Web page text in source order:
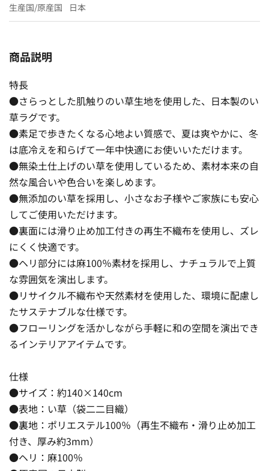
生産国/原産国 日本
商品説明
特長
●さらっとした肌触りのい草生地を使用した、日本製のい
草ラグです。
●素足で歩きたくなる心地よい質感で、夏は爽やかに、冬
は底冷えを和らげて一年中快適にお使いいただけます。
●無染土仕上げのい草を使用しているため、素材本来の自
然な風合いや色合いを楽しめます。
●無添加のい草を採用し、小さなお子様やご家族にも安心
してご使用いただけます。
●裏面には滑り止め加工付きの再生不織布を使用し、ズレ
にくく快適です。
●ヘリ部分には麻100％素材を採用し、ナチュラルで上質
な雰囲気を演出します。
●リサイクル不織布や天然素材を使用した、環境に配慮し
たサステナブルな仕様です。
●フローリングを活かしながら手軽に和の空間を演出でき
るインテリアアイテムです。
仕様
●サイズ：約140×140cm
●表地：い草（袋二二目織）
●裏地：ポリエステル100％（再生不織布・滑り止め加工
付き、厚み約3mm）
●ヘリ：麻100％